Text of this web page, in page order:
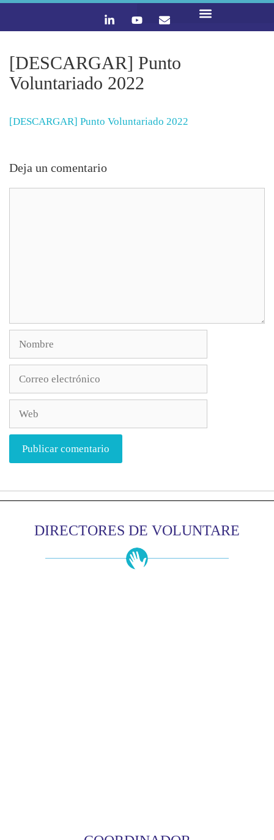
[DESCARGAR] Punto
Voluntariado 2022
[DESCARGAR] Punto Voluntariado 2022
Deja un comentario
DIRECTORES DE VOLUNTARE